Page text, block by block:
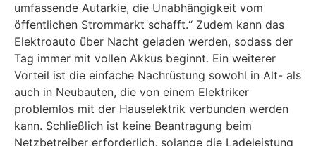
umfassende Autarkie, die Unabhängigkeit vom
öffentlichen Strommarkt schafft.“ Zudem kann das
Elektroauto über Nacht geladen werden, sodass der
Tag immer mit vollen Akkus beginnt. Ein weiterer
Vorteil ist die einfache Nachrüstung sowohl in Alt- als
auch in Neubauten, die von einem Elektriker
problemlos mit der Hauselektrik verbunden werden
kann. Schließlich ist keine Beantragung beim
Netzbetreiber erforderlich, solange die Ladeleistung